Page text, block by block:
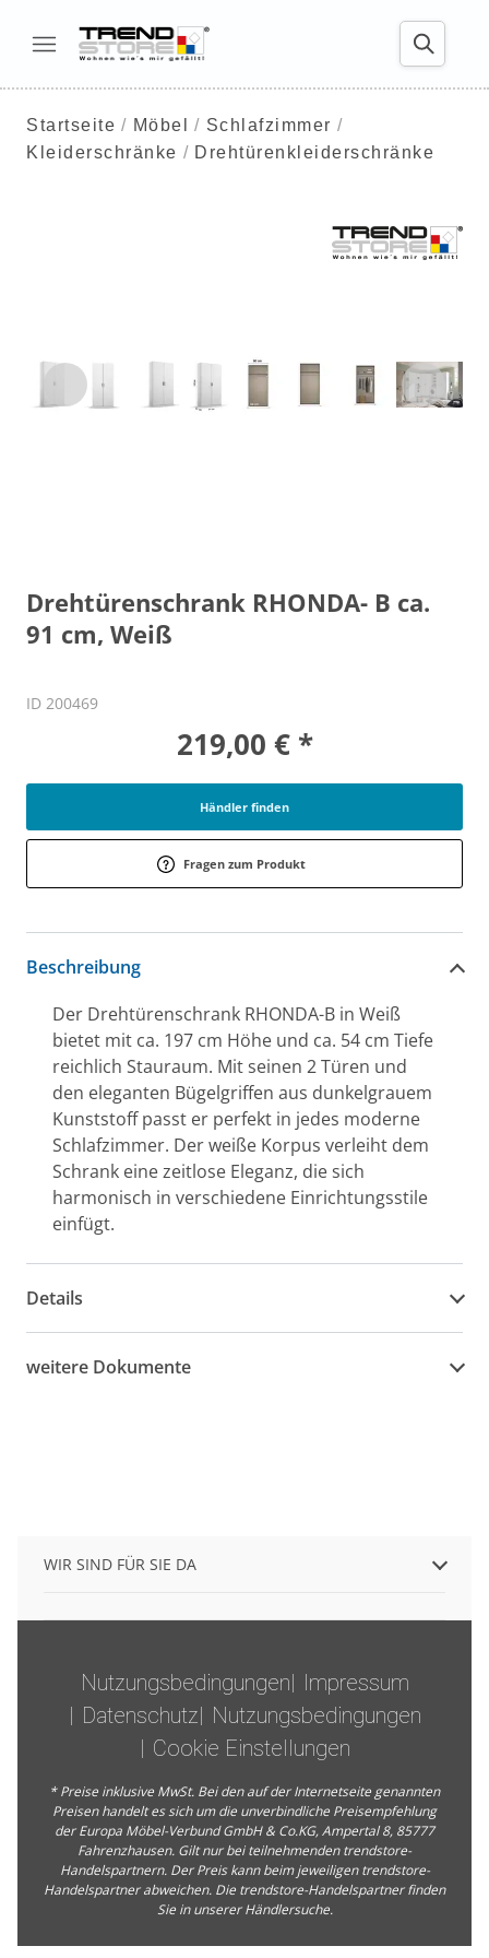
Startseite Möbel
Schlafzimmer
Kleiderschränke
Drehtürenkleiderschränke
Drehtürenschrank RHONDA- B ca.
91 cm, Weiß
ID 200469
219,00 € *
Händler finden
Fragen zum Produkt
Beschreibung
Der Drehtürenschrank RHONDA-B in Weiß
bietet mit ca. 197 cm Höhe und ca. 54 cm Tiefe
reichlich Stauraum. Mit seinen 2 Türen und
den eleganten Bügelgriffen aus dunkelgrauem
Kunststoff passt er perfekt in jedes moderne
Schlafzimmer. Der weiße Korpus verleiht dem
Schrank eine zeitlose Eleganz, die sich
harmonisch in verschiedene Einrichtungsstile
einfügt.
Details
weitere Dokumente
WIR SIND FÜR SIE DA
Nutzungsbedingungen
Impressum
Datenschutz
Nutzungsbedingungen
Cookie Einstellungen
* Preise inklusive MwSt. Bei den auf der Internetseite genannten
Preisen handelt es sich um die unverbindliche Preisempfehlung
der Europa Möbel-Verbund GmbH & Co.KG, Ampertal 8, 85777
Fahrenzhausen. Gilt nur bei teilnehmenden trendstore-
Handelspartnern. Der Preis kann beim jeweiligen trendstore-
Handelspartner abweichen. Die trendstore-Handelspartner finden
Sie in unsererHändlersuche.